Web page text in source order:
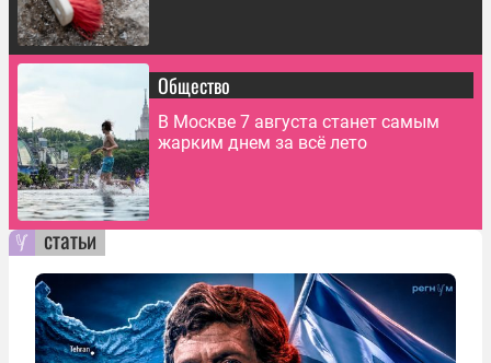
Общество
В Москве 7 августа станет самым
жарким днем за всё лето
статьи